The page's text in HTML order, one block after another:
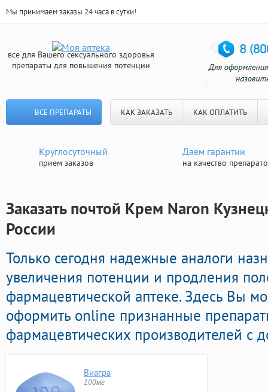
Мы принимаем заказы 24 часа в сутки!
все для Вашего сексуального здоровья
препараты для повышения потенции
ВСЕ ПРЕПАРАТЫ КАК ЗАКАЗАТЬ КАК ОПЛАТИТЬ
Круглосуточный
прием заказов
Даем гарантии
на качество
Заказать почтой Крем Naron
России
Только сегодня надежные аналоги
увеличения потенции и продления
фармацевтической аптеке. Здесь Вы
оформить online признанные
фармацевтических производителей с
Виагра
100мг